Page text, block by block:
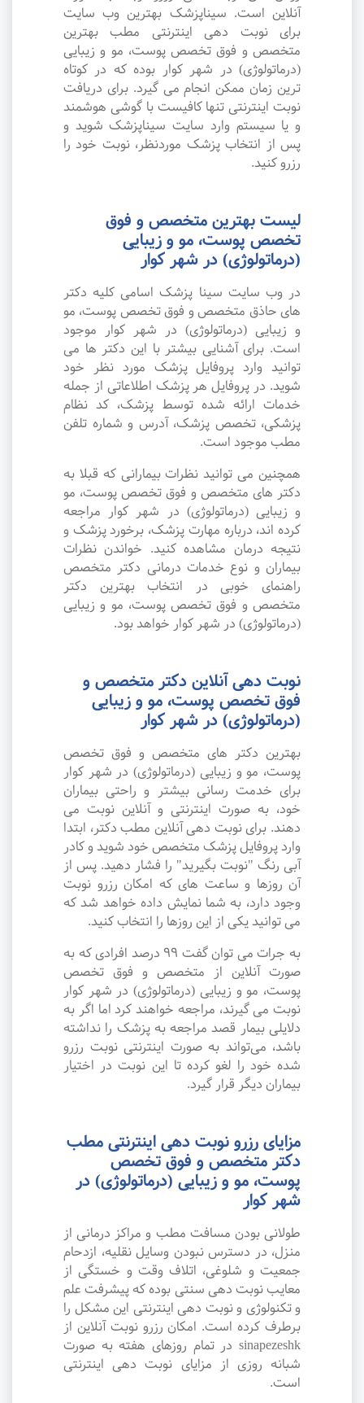
آنلاین است. سیناپزشک بهترین وب سایت
برای نوبت دهی اینترنتی مطب بهترین
متخصص و فوق تخصص پوست، مو و زیبایی
(درماتولوژی) در شهر کوار بوده که در کوتاه
ترین زمان ممکن انجام می گیرد. برای دریافت
نوبت اینترنتی تنها کافیست با گوشی هوشمند
و یا سیستم وارد سایت سیناپزشک شوید و
پس از انتخاب پزشک موردنظر، نوبت خود را
رزرو کنید.
لیست بهترین متخصص و فوق
تخصص پوست، مو و زیبایی
(درماتولوژی) در شهر کوار
در وب سایت سینا پزشک اسامی کلیه دکتر
های حاذق متخصص و فوق تخصص پوست، مو
و زیبایی (درماتولوژی) در شهر کوار موجود
است. برای آشنایی بیشتر با این دکتر ها می
توانید وارد پروفایل پزشک مورد نظر خود
شوید. در پروفایل هر پزشک اطلاعاتی از جمله
خدمات ارائه شده توسط پزشک، کد نظام
پزشکی، تخصص پزشک، آدرس و شماره تلفن
مطب موجود است.
همچنین می توانید نظرات بیمارانی که قبلا به
دکتر های متخصص و فوق تخصص پوست، مو
و زیبایی (درماتولوژی) در شهر کوار مراجعه
کرده اند، درباره مهارت پزشک، برخورد پزشک و
نتیجه درمان مشاهده کنید. خواندن نظرات
بیماران و نوع خدمات درمانی دکتر متخصص
راهنمای خوبی در انتخاب بهترین دکتر
متخصص و فوق تخصص پوست، مو و زیبایی
(درماتولوژی) در شهر کوار خواهد بود.
نوبت دهی آنلاین دکتر متخصص و
فوق تخصص پوست، مو و زیبایی
(درماتولوژی) در شهر کوار
بهترین دکتر های متخصص و فوق تخصص
پوست، مو و زیبایی (درماتولوژی) در شهر کوار
برای خدمت رسانی بیشتر و راحتی بیماران
خود، به صورت اینترنتی و آنلاین نوبت می
دهند. برای نوبت دهی آنلاین مطب دکتر، ابتدا
وارد پروفایل پزشک متخصص خود شوید و کادر
آبی رنگ "نوبت بگیرید" را فشار دهید. پس از
آن روزها و ساعت های که امکان رزرو نوبت
وجود دارد، به شما نمایش داده خواهد شد که
می توانید یکی از این روزها را انتخاب کنید.
به جرات می‌ توان گفت ۹۹ درصد افرادی که به
صورت آنلاین از متخصص و فوق تخصص
پوست، مو و زیبایی (درماتولوژی) در شهر کوار
نوبت می گیرند، مراجعه خواهند کرد اما اگر به
دلایلی بیمار قصد مراجعه به پزشک را نداشته
باشد، می‌تواند به صورت اینترنتی نوبت رزرو
شده خود را لغو کرده تا این نوبت در اختیار
بیماران دیگر قرار گیرد.
مزایای رزرو نوبت دهی اینترنتی مطب
دکتر متخصص و فوق تخصص
پوست، مو و زیبایی (درماتولوژی) در
شهر کوار
طولانی بودن مسافت مطب و مراکز درمانی از
منزل، در دسترس نبودن وسایل نقلیه، ازدحام
جمعیت و شلوغی، اتلاف وقت و خستگی از
معایب نوبت دهی سنتی بوده که پیشرفت علم
و تکنولوژی و نوبت دهی اینترنتی این مشکل را
برطرف کرده است. امکان رزرو نوبت آنلاین از
sinapezeshk در تمام روزهای هفته به صورت
شبانه روزی از مزایای نوبت دهی اینترنتی
است.